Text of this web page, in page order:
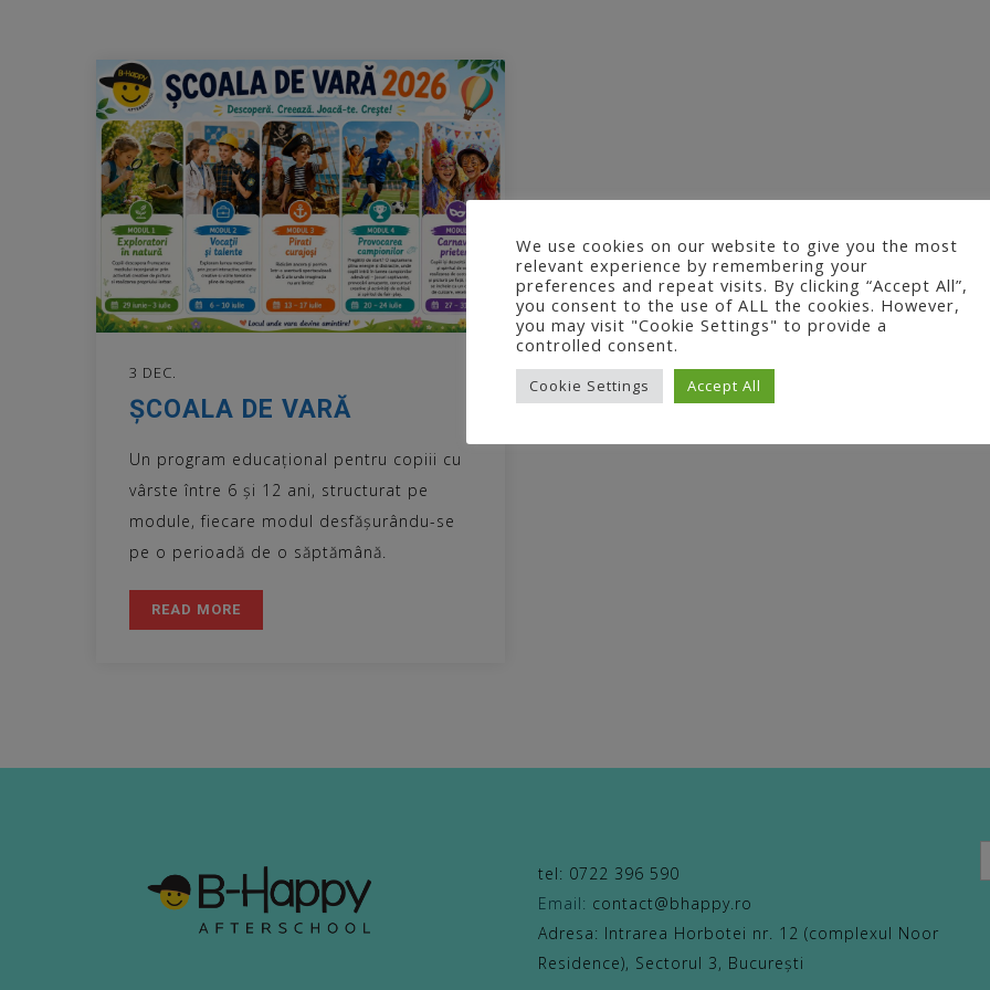
3 DEC.
ȘCOALA DE VARĂ
Un program educațional pentru copiii cu
vârste între 6 și 12 ani, structurat pe
module, fiecare modul desfășurându-se
pe o perioadă de o săptămână.
READ MORE
tel: 0722 396 590
Email: contact@bhappy.ro
Adresa: Intrarea Horbotei nr. 12 (complexul Noor
Residence), Sectorul 3, București
We use cookies on our website to give you the most
relevant experience by remembering your
preferences and repeat visits. By clicking “Accept All”,
you consent to the use of ALL the cookies. However,
you may visit "Cookie Settings" to provide a
controlled consent.
Cookie Settings Accept All